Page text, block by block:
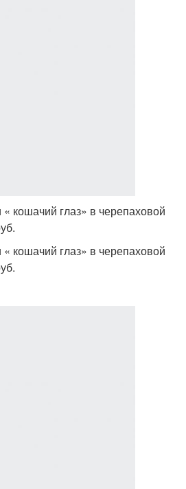
кошачий глаз» в черепаховой
кошачий глаз» в черепаховой